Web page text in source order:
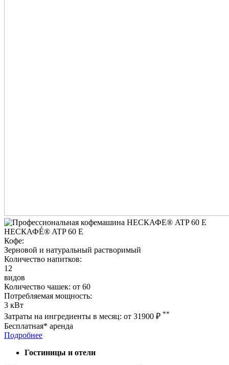
НЕСКАФÉ® ATP 60 E
Кофе:
Зерновой и натуральный растворимый
Количество напитков:
12
видов
Количество чашек: от 60
Потребляемая мощность:
3 кВт
Затраты на ингредиенты в месяц: от 31900 ₽ **
Бесплатная* аренда
Подробнее
Гостиницы и отели